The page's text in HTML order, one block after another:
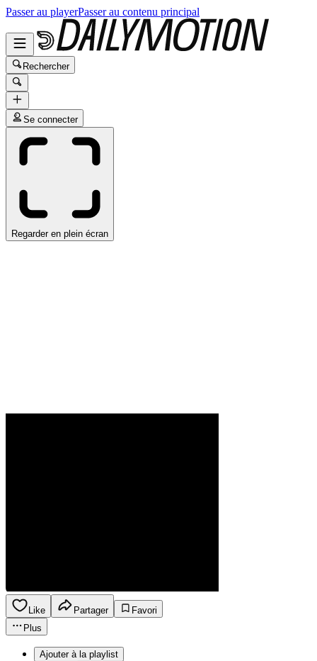
Passer au playerPasser au contenu principal
Rechercher
Se connecter
Regarder en plein écran
Like Partager
Favori
Plus
Ajouter à la playlist